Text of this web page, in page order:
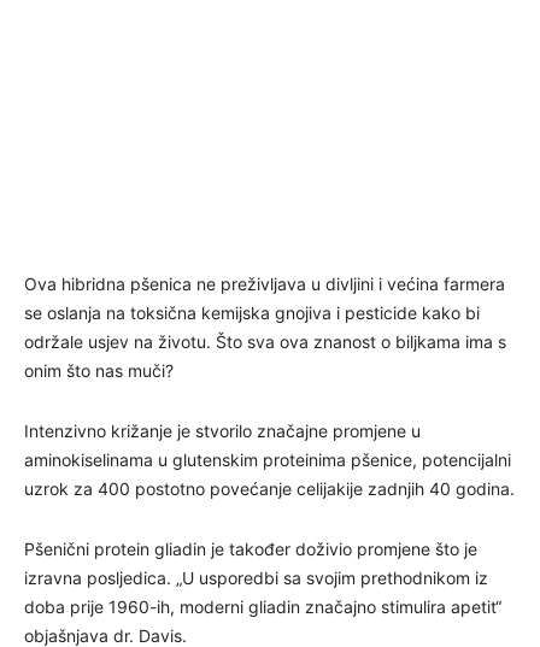
Ova hibridna pšenica ne preživljava u divljini i većina farmera
se oslanja na toksična kemijska gnojiva i pesticide kako bi
održale usjev na životu. Što sva ova znanost o biljkama ima s
onim što nas muči?
Intenzivno križanje je stvorilo značajne promjene u
aminokiselinama u glutenskim proteinima pšenice, potencijalni
uzrok za 400 postotno povećanje celijakije zadnjih 40 godina.
Pšenični protein gliadin je također doživio promjene što je
izravna posljedica. „U usporedbi sa svojim prethodnikom iz
doba prije 1960-ih, moderni gliadin značajno stimulira apetit“
objašnjava dr. Davis.